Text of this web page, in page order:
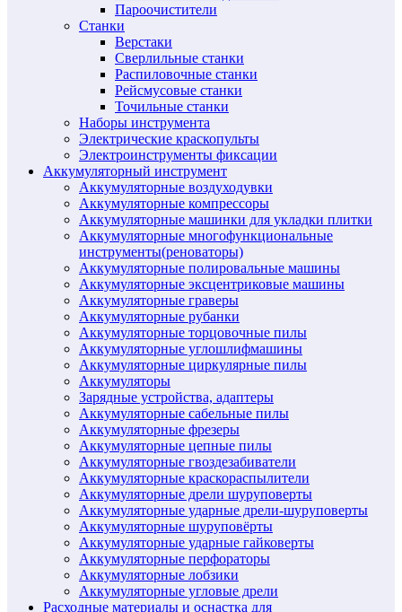
Пароочистители
Станки
Верстаки
Сверлильные станки
Распиловочные станки
Рейсмусовые станки
Точильные станки
Наборы инструмента
Электрические краскопульты
Электроинструменты фиксации
Аккумуляторный инструмент
Аккумуляторные воздуходувки
Аккумуляторные компрессоры
Аккумуляторные машинки для укладки плитки
Аккумуляторные многофункциональные
инструменты(реноваторы)
Аккумуляторные полировальные машины
Аккумуляторные эксцентриковые машины
Аккумуляторные граверы
Аккумуляторные рубанки
Аккумуляторные торцовочные пилы
Аккумуляторные углошлифмашины
Аккумуляторные циркулярные пилы
Аккумуляторы
Зарядные устройства, адаптеры
Аккумуляторные сабельные пилы
Аккумуляторные фрезеры
Аккумуляторные цепные пилы
Аккумуляторные гвоздезабиватели
Аккумуляторные краскораспылители
Аккумуляторные дрели шуруповерты
Аккумуляторные ударные дрели-шуруповерты
Аккумуляторные шуруповёрты
Аккумуляторные ударные гайковерты
Аккумуляторные перфораторы
Аккумуляторные лобзики
Аккумуляторные угловые дрели
Расходные материалы и оснастка для